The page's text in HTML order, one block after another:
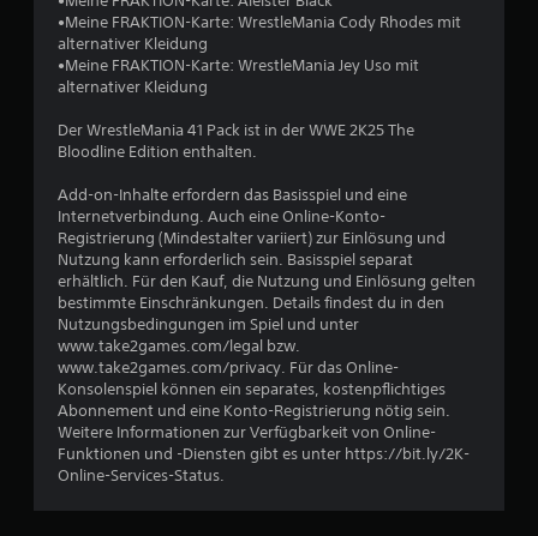
B
t
u
g
:
4
.
•Meine FRAKTION-Karte: WrestleMania Cody Rhodes mit
alternativer Kleidung
•Meine FRAKTION-Karte: WrestleMania Jey Uso mit
alternativer Kleidung
Der WrestleMania 41 Pack ist in der WWE 2K25 The
Bloodline Edition enthalten.
Add-on-Inhalte erfordern das Basisspiel und eine
Internetverbindung. Auch eine Online-Konto-
Registrierung (Mindestalter variiert) zur Einlösung und
Nutzung kann erforderlich sein. Basisspiel separat
erhältlich. Für den Kauf, die Nutzung und Einlösung gelten
bestimmte Einschränkungen. Details findest du in den
Nutzungsbedingungen im Spiel und unter
www.take2games.com/legal bzw.
www.take2games.com/privacy. Für das Online-
Konsolenspiel können ein separates, kostenpflichtiges
Abonnement und eine Konto-Registrierung nötig sein.
Weitere Informationen zur Verfügbarkeit von Online-
Funktionen und -Diensten gibt es unter https://bit.ly/2K-
Online-Services-Status.